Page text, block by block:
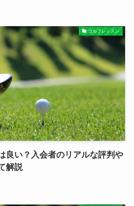
ゴルフレッスン
良い？入会者のリアルな評判や
解説